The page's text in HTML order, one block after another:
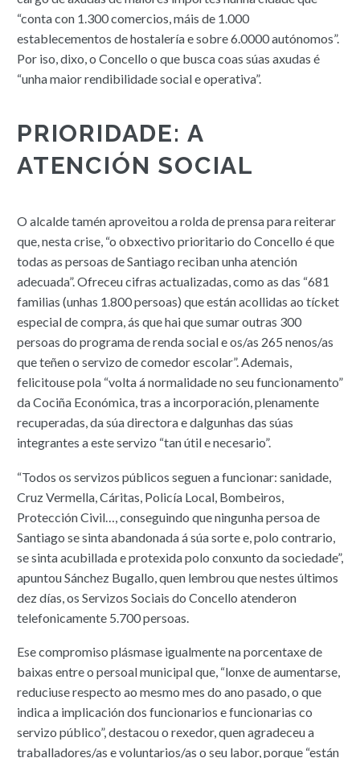
“conta con 1.300 comercios, máis de 1.000
establecementos de hostalería e sobre 6.0000 autónomos”.
Por iso, dixo, o Concello o que busca coas súas axudas é
“unha maior rendibilidade social e operativa”.
PRIORIDADE: A
ATENCIÓN SOCIAL
O alcalde tamén aproveitou a rolda de prensa para reiterar
que, nesta crise, “o obxectivo prioritario do Concello é que
todas as persoas de Santiago reciban unha atención
adecuada”. Ofreceu cifras actualizadas, como as das “681
familias (unhas 1.800 persoas) que están acollidas ao tícket
especial de compra, ás que hai que sumar outras 300
persoas do programa de renda social e os/as 265 nenos/as
que teñen o servizo de comedor escolar”. Ademais,
felicitouse pola “volta á normalidade no seu funcionamento”
da Cociña Económica, tras a incorporación, plenamente
recuperadas, da súa directora e dalgunhas das súas
integrantes a este servizo “tan útil e necesario”.
“Todos os servizos públicos seguen a funcionar: sanidade,
Cruz Vermella, Cáritas, Policía Local, Bombeiros,
Protección Civil…, conseguindo que ningunha persoa de
Santiago se sinta abandonada á súa sorte e, polo contrario,
se sinta acubillada e protexida polo conxunto da sociedade”,
apuntou Sánchez Bugallo, quen lembrou que nestes últimos
dez días, os Servizos Sociais do Concello atenderon
telefonicamente 5.700 persoas.
Ese compromiso plásmase igualmente na porcentaxe de
baixas entre o persoal municipal que, “lonxe de aumentarse,
reduciuse respecto ao mesmo mes do ano pasado, o que
indica a implicación dos funcionarios e funcionarias co
servizo público”, destacou o rexedor, quen agradeceu a
traballadores/as e voluntarios/as o seu labor, porque “están